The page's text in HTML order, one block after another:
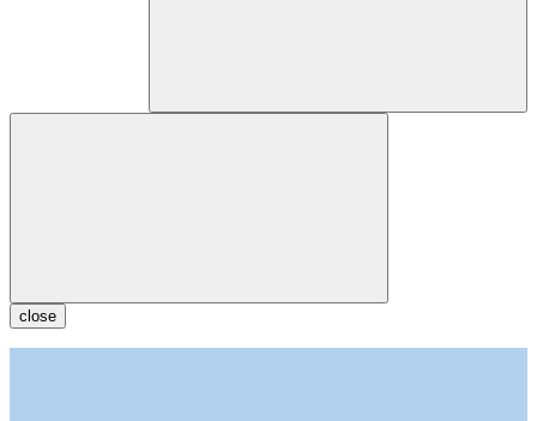
close